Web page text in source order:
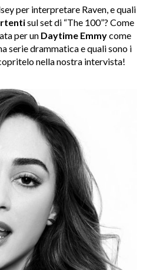
per interpretare Raven, e quali
sul set di “The 100”? Come
per un Daytime Emmycome
serie drammatica e quali sono i
nella nostra intervista!